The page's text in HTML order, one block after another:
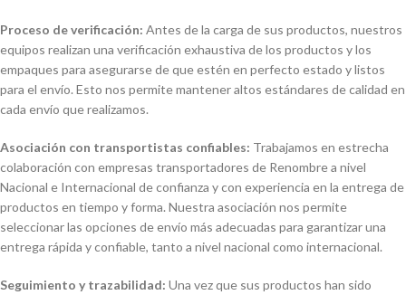
Proceso de verificación: Antes de la carga de sus productos, nuestros
equipos realizan una verificación exhaustiva de los productos y los
empaques para asegurarse de que estén en perfecto estado y listos
para el envío. Esto nos permite mantener altos estándares de calidad en
cada envío que realizamos.
Asociación con transportistas confiables: Trabajamos en estrecha
colaboración con empresas transportadores de Renombre a nivel
Nacional e Internacional de confianza y con experiencia en la entrega de
productos en tiempo y forma. Nuestra asociación nos permite
seleccionar las opciones de envío más adecuadas para garantizar una
entrega rápida y confiable, tanto a nivel nacional como internacional.
Seguimiento y trazabilidad: Una vez que sus productos han sido